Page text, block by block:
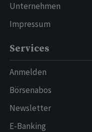
Unternehmen
Impressum
Services
Anmelden
Börsenabos
Newsletter
E-Banking